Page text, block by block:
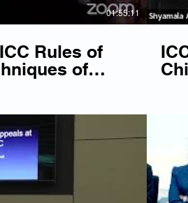
01:55:11
Rules of
of